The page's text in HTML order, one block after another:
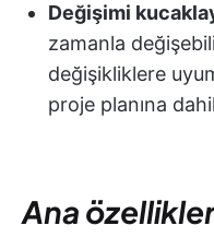
Değişimi
zamanla
değişikliklere
proje planına
Ana